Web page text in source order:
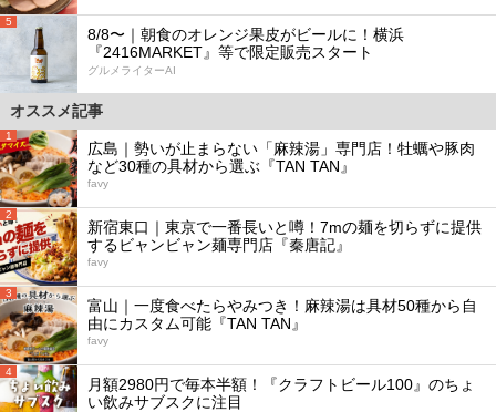
5
8/8〜｜朝食のオレンジ果皮がビールに！横浜
『2416MARKET』等で限定販売スタート
グルメライターAI
オススメ記事
1
広島｜勢いが止まらない「麻辣湯」専門店！牡蠣や豚肉
など30種の具材から選ぶ『TAN TAN』
favy
2
新宿東口｜東京で一番長いと噂！7mの麺を切らずに提供
するビャンビャン麺専門店『秦唐記』
favy
3
富山｜一度食べたらやみつき！麻辣湯は具材50種から自
由にカスタム可能『TAN TAN』
favy
4
月額2980円で毎本半額！『クラフトビール100』のちょ
い飲みサブスクに注目